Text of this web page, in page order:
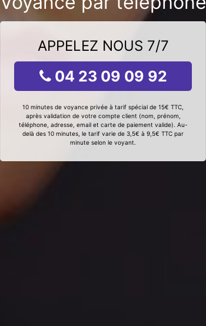
APPELEZ NOUS 7/7
04 23 09 09 92
10 minutes de voyance privée à tarif spécial de 15€ TTC,
après validation de votre compte client (nom, prénom,
téléphone, adresse, email et carte de paiement valide). Au-
delà des 10 minutes, le tarif varie de 3,5€ à 9,5€ TTC par
minute selon le voyant.